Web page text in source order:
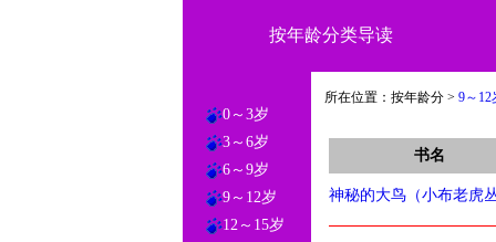
按年龄分类导读
0～3岁
3～6岁
6～9岁
9～12岁
12～15岁
所在位置：按年龄分 > 9～12
书名
神秘的大鸟（小布老虎